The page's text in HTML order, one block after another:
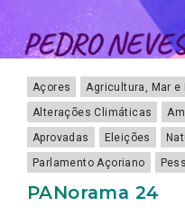
Açores
Agricultura, Mar e
Alterações Climáticas
Aprovadas
Eleições
Parlamento Açoriano
PANorama 24